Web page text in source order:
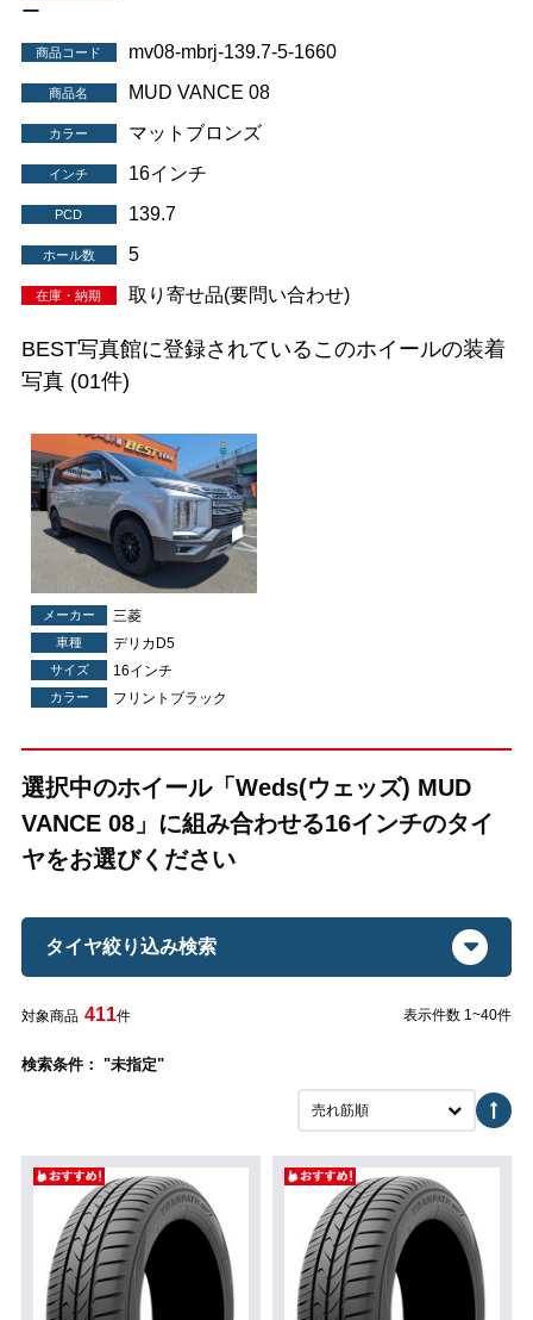
ー
商品コード mv08-mbrj-139.7-5-1660
商品名 MUD VANCE 08
カラー マットブロンズ
インチ 16インチ
PCD 139.7
ホール数 5
在庫・納期 取り寄せ品(要問い合わせ)
BEST写真館に登録されているこのホイールの装着
写真(01件)
メーカー 三菱
車種 デリカD5
サイズ 16インチ
カラー フリントブラック
選択中のホイール「Weds(ウェッズ) MUD
VANCE 08」に組み合わせる16インチのタイ
ヤをお選びください
タイヤ絞り込み検索
対象商品 411件 表示件数 1~40件
検索条件： "未指定"
売れ筋順